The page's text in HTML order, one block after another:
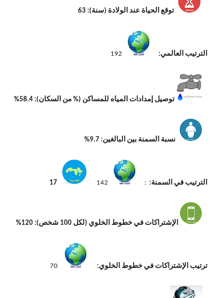
توقع الحياة عند الولادة (سنة): 63
الترتيب العالمي:
توصيل إمدادات المياه للمساكن (% من السكان): 58.4%
نسبة السمنة بين البالغين: 9.7%
الترتيب في السمنة: :
الإشتراكات في خطوط الخلوي (لكل 100 شخص): 120%
ترتيب الإشتراكات في خطوط الخلوي: